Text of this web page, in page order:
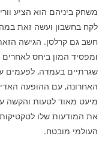
משחק ביניהם הוא הציע
לקח בחשבון ועשה זאת
חשב גם קרלסן. הגישה
ומפסיד המון ביחס לאחרים
שגרתיים בעמדה, לפעמים
האחרונה, עם ההופעה
מיעט מאוד לטעות והקשה
את המודעות שלו לטקטיקות
העולמי מובטח.